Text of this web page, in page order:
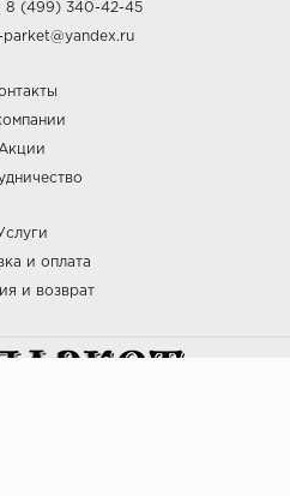
8 (499) 340-42-45
parket@yandex.ru
Акции
и оплата
и возврат